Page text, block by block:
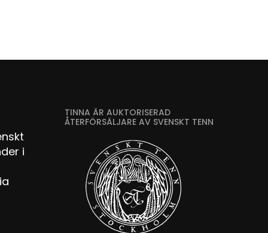
i
TINNA ÄR AUKTORISERAD
ÅTERFÖRSÄLJARE AV SVENSKT TENN